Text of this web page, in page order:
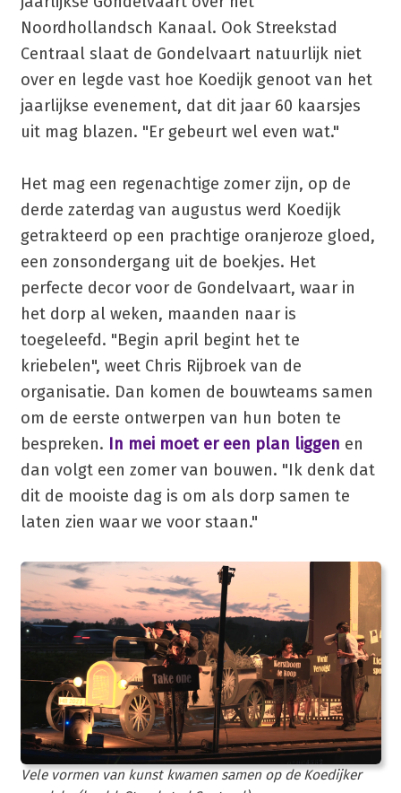
Noordhollandsch Kanaal. Ook Streekstad
Centraal slaat de Gondelvaart natuurlijk niet
over en legde vast hoe Koedijk genoot van het
jaarlijkse evenement, dat dit jaar 60 kaarsjes
uit mag blazen. "Er gebeurt wel even wat."
Het mag een regenachtige zomer zijn, op de
derde zaterdag van augustus werd Koedijk
getrakteerd op een prachtige oranjeroze gloed,
een zonsondergang uit de boekjes. Het
perfecte decor voor de Gondelvaart, waar in
het dorp al weken, maanden naar is
toegeleefd. "Begin april begint het te
kriebelen", weet Chris Rijbroek van de
organisatie. Dan komen de bouwteams samen
om de eerste ontwerpen van hun boten te
bespreken. In mei moet er een plan liggen en
dan volgt een zomer van bouwen. "Ik denk dat
dit de mooiste dag is om als dorp samen te
laten zien waar we voor staan."
Vele vormen van kunst kwamen samen op de Koedijker